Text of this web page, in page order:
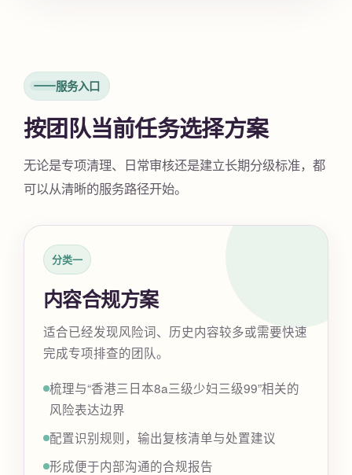
服务入口
按团队当前任务选择方案
无论是专项清理、日常审核还是建立长期分级标准，都
可以从清晰的服务路径开始。
分类一
内容合规方案
适合已经发现风险词、历史内容较多或需要快速
完成专项排查的团队。
梳理与“香港三日本8a三级少妇三级99”相关的
风险表达边界
配置识别规则，输出复核清单与处置建议
形成便于内部沟通的合规报告